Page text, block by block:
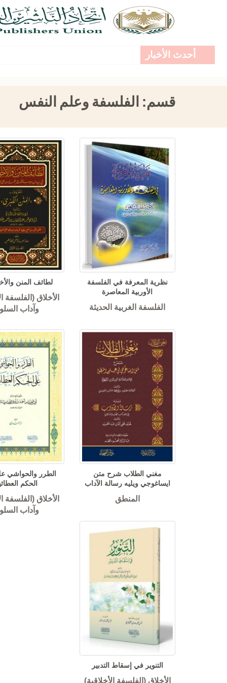
أحدث الأخبار
قسم: الفلسفة وعلم النفس
نظرية المعرفة في الفلسفة
الأوربية المعاصرة
الفلسفة الغربية الحديثة
لطائف المنن
الأخلاق (الفلسفة
وآداب
مغني الطلاب شرح متن
ايساغوجي ويليه رسالة الآداب
المنطق
الطرر والحواشي
الحكم
الأخلاق (الفلسفة
وآداب
التنوير في إسقاط التدبير
الأخلاق (الفلسفة الأخلاقية)
دار ليندا
ديوان الأديب
مؤلفون